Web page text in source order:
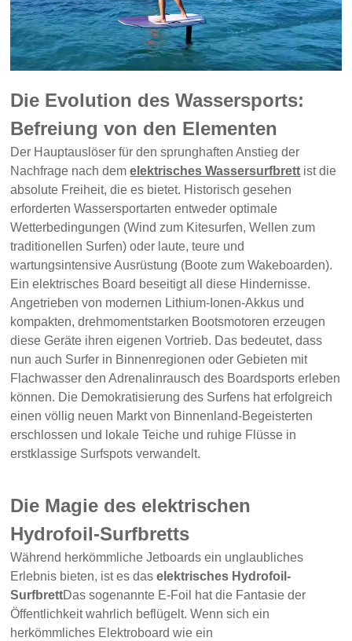
Die Evolution des Wassersports:
Befreiung von den Elementen
Der Hauptauslöser für den sprunghaften Anstieg der
Nachfrage nach demelektrisches Wassersurfbrett ist die
absolute Freiheit, die es bietet. Historisch gesehen
erforderten Wassersportarten entweder optimale
Wetterbedingungen (Wind zum Kitesurfen, Wellen zum
traditionellen Surfen) oder laute, teure und
wartungsintensive Ausrüstung (Boote zum Wakeboarden).
Ein elektrisches Board beseitigt all diese Hindernisse.
Angetrieben von modernen Lithium-Ionen-Akkus und
kompakten, drehmomentstarken Bootsmotoren erzeugen
diese Geräte ihren eigenen Vortrieb. Das bedeutet, dass
nun auch Surfer in Binnenregionen oder Gebieten mit
Flachwasser den Adrenalinrausch des Boardsports erleben
können. Die Demokratisierung des Surfens hat erfolgreich
einen völlig neuen Markt von Binnenland-Begeisterten
erschlossen und lokale Teiche und ruhige Flüsse in
erstklassige Surfspots verwandelt.
Die Magie des elektrischen
Hydrofoil-Surfbretts
Während herkömmliche Jetboards ein unglaubliches
Erlebnis bieten, ist es daselektrisches Hydrofoil-
SurfbrettDas sogenannte E-Foil hat die Fantasie der
Öffentlichkeit wahrlich beflügelt. Wenn sich ein
herkömmliches Elektroboard wie ein